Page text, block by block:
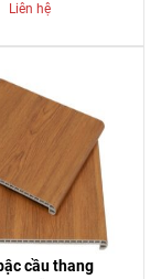
Liên hệ
cầu thang